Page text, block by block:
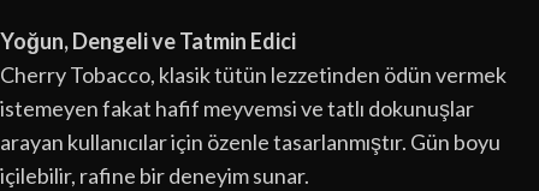
Yoğun, Dengeli ve Tatmin Edici
Cherry Tobacco, klasik tütün lezzetinden ödün vermek
istemeyen fakat hafif meyvemsi ve tatlı dokunuşlar
arayan kullanıcılar için özenle tasarlanmıştır. Gün boyu
içilebilir, rafine bir deneyim sunar.